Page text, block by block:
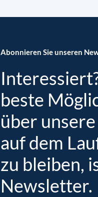
Abonnieren Sie unseren
beste
über unsere
auf dem
zu bleiben,
Newsletter.